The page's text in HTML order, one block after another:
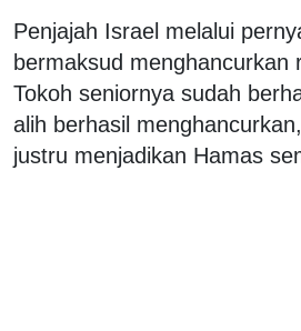
Penjajah Israel melalui
bermaksud menghancurkan
Tokoh seniornya sudah
alih berhasil
justru menjadikan Hamas